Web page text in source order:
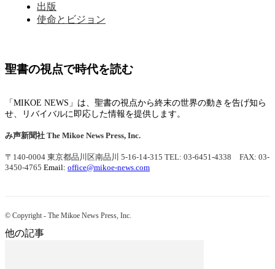
出版
使命とビジョン
聖書の視点で時代を読む
「MIKOE NEWS」は、聖書の視点から終末の世界の動きを告げ知ら
せ、リバイバルに即応した情報を提供します。
み声新聞社 The Mikoe News Press, Inc.
〒140-0004 東京都品川区南品川 5-16-14-315 TEL: 03-6451-4338 FAX: 03-
3450-4765 Email: office@mikoe-news.com
© Copyright - The Mikoe News Press, Inc.
他の記事